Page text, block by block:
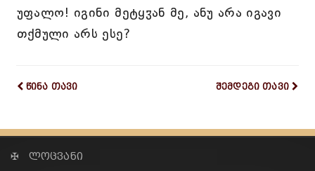
უფალო! იგინი მეტყჳან მე, ანუ არა იგავი
თქმული არს ესე?
წინა თავი შემდეგი თავი
✠ ლოცვანი